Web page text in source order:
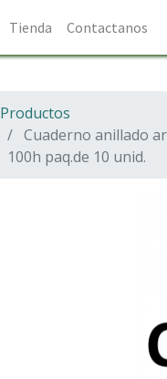
Tienda Contactanos
Productos
Cuaderno anillado
100h paq.de 10 unid.